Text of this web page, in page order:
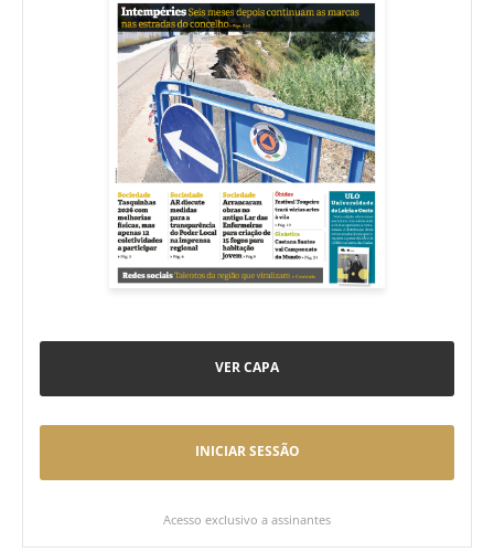
VER CAPA
INICIAR SESSÃO
Acesso exclusivo a assinantes